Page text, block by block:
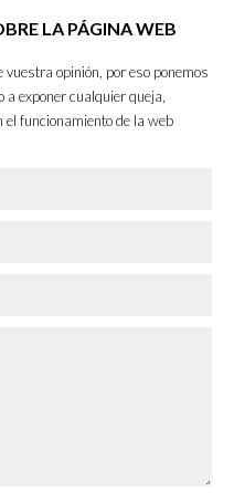
LA PÁGINA WEB
opinión, por eso ponemos
exponer cualquier queja,
el funcionamiento de la web